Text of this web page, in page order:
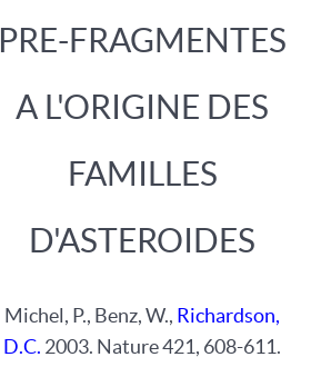
PRE-FRAGMENTES
A L'ORIGINE DES
FAMILLES
D'ASTEROIDES
Michel, P., Benz, W., Richardson,
D.C. 2003. Nature 421, 608-611.